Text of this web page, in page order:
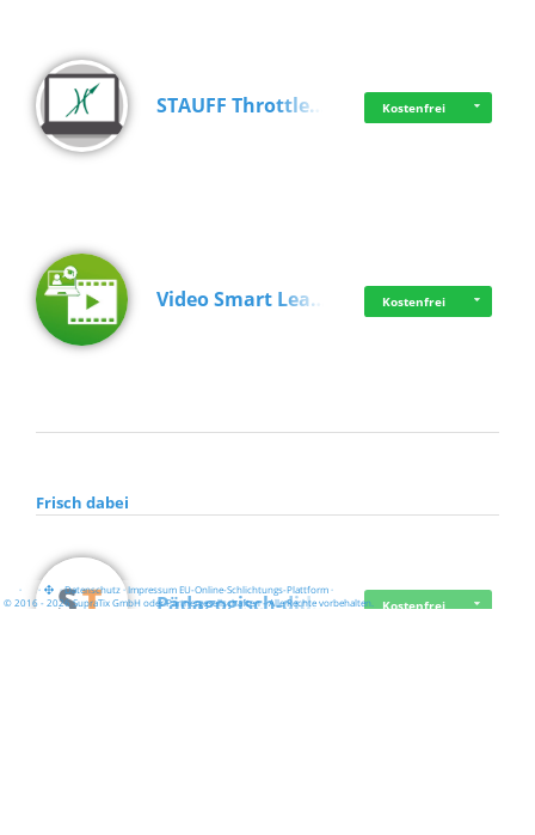
STAUFF Throttle… Kostenfrei
Video Smart Lea… Kostenfrei
Frisch dabei
Pädagogisch-did… Kostenfrei
· · ·Datenschutz·Impressum EU-Online-Schlichtungs-Plattform·
© 2016 - 2026 SupraTix GmbH oder Partnergesellschaften - Alle Rechte vorbehalten.